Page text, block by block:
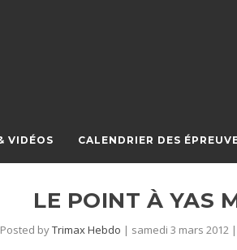
VIDÉOS CALENDRIER DES
LE POINT À YAS
Posted byTrimax Hebdo | samedi 3 mars 2012